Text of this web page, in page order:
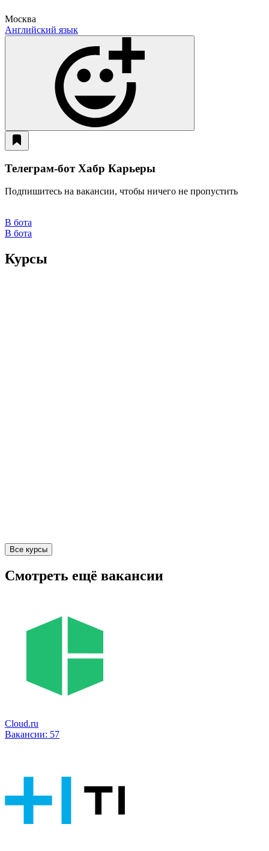
Москва
Английский язык
Телеграм-бот Хабр Карьеры
Подпишитесь на вакансии, чтобы ничего не пропустить
В бота
В бота
Курсы
Все курсы
Смотреть ещё вакансии
Cloud.ru
Вакансии: 57